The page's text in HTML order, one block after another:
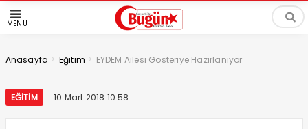
MENÜ
Anasayfa > Eğitim > EYDEM Ailesi Gösteriye Hazırlanıyor
EĞITIM 10 Mart 2018 10:58